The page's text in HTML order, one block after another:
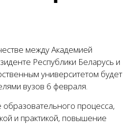
между Академией
Республики Беларусь и
университетом будет
вузов 6 февраля.
процесса,
и практикой, повышение